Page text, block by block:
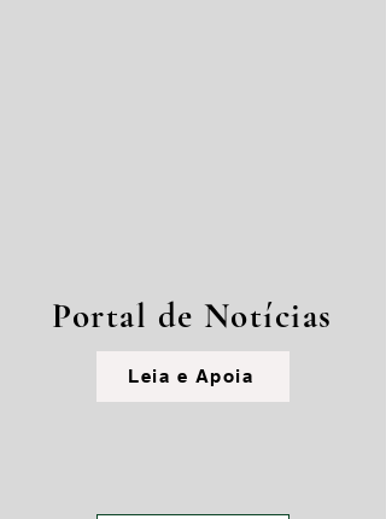
Portal de Notícias
Leia e Apoia